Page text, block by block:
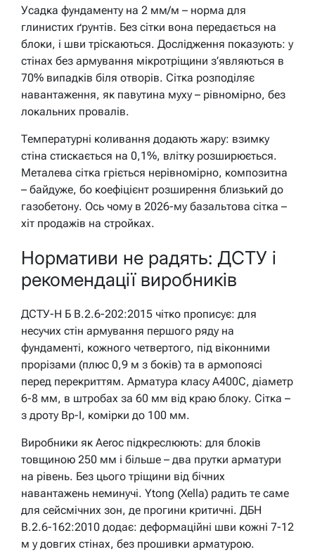
Усадка фундаменту на 2 мм/м – норма для
глинистих ґрунтів. Без сітки вона передається на
блоки, і шви тріскаються. Дослідження показують: у
стінах без армування мікротріщини з’являються в
70% випадків біля отворів. Сітка розподіляє
навантаження, як павутина муху – рівномірно, без
локальних провалів.
Температурні коливання додають жару: взимку
стіна стискається на 0,1%, влітку розширюється.
Металева сітка гріється нерівномірно, композитна
– байдуже, бо коефіцієнт розширення близький до
газобетону. Ось чому в 2026-му базальтова сітка –
хіт продажів на стройках.
Нормативи не радять: ДСТУ і
рекомендації виробників
ДСТУ-Н Б В.2.6-202:2015 чітко прописує: для
несучих стін армування першого ряду на
фундаменті, кожного четвертого, під віконними
прорізами (плюс 0,9 м з боків) та в армопоясі
перед перекриттям. Арматура класу А400С, діаметр
6-8 мм, в штробах за 60 мм від краю блоку. Сітка –
з дроту Вр-І, комірки до 100 мм.
Виробники як Aeroc підкреслюють: для блоків
товщиною 250 мм і більше – два прутки арматури
на рівень. Без цього тріщини від бічних
навантажень неминучі. Ytong (Xella) радить те саме
для сейсмічних зон, де прогини критичні. ДБН
В.2.6-162:2010 додає: деформаційні шви кожні 7-12
м у довгих стінах, без прошивки арматурою.